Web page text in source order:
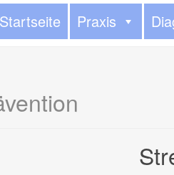
Startseite Praxis